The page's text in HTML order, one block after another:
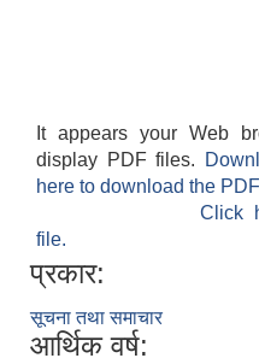
It appears your Web
display PDF files.
here to download the
Click
file.
प्रकार:
सूचना तथा समाचार
आर्थिक वर्ष: